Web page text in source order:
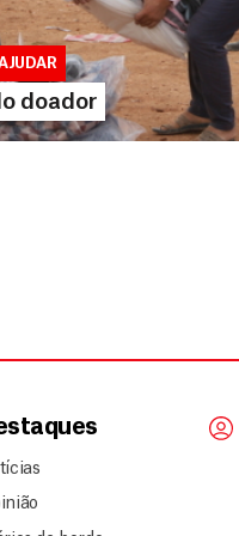
doador
para doadores de MSF....
MAIS
doador